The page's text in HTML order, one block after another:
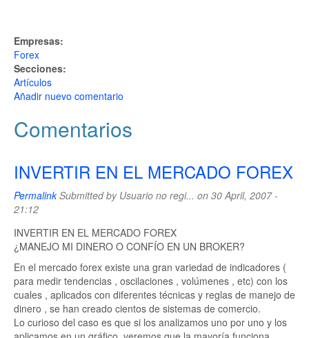
Empresas:
Forex
Secciones:
Artículos
Añadir nuevo comentario
Comentarios
INVERTIR EN EL MERCADO FOREX
PermalinkSubmitted by Usuario no regi... on 30 April, 2007 -
21:12
INVERTIR EN EL MERCADO FOREX
¿MANEJO MI DINERO O CONFÍO EN UN BROKER?
En el mercado forex existe una gran variedad de indicadores (
para medir tendencias , oscilaciones , volúmenes , etc) con los
cuales , aplicados con diferentes técnicas y reglas de manejo de
dinero , se han creado cientos de sistemas de comercio.
Lo curioso del caso es que si los analizamos uno por uno y los